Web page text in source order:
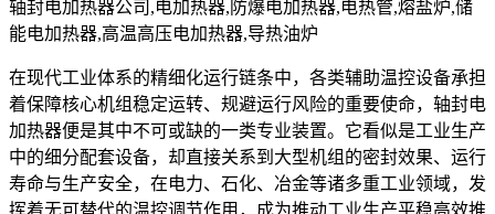
轴封电加热器公司,电加热器,防爆电加热器,电热管,熔盐炉,储
能电加热器,高温高压电加热器,导热油炉
在现代工业体系的精细化运行链条中，各类辅助温控设备承担
着保障核心机组稳定运转、规避运行风险的重要使命，轴封电
加热器便是其中不可或缺的一类专业装置。它看似是工业生产
中的细分配套设备，却直接关系到大型机组的密封效果、运行
寿命与生产安全，在电力、石化、冶金等诸多重工业领域，发
挥着无可替代的温控调节作用，成为推动工业生产平稳高效推